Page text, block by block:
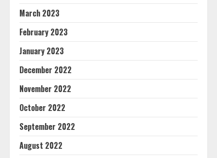
March 2023
February 2023
January 2023
December 2022
November 2022
October 2022
September 2022
August 2022